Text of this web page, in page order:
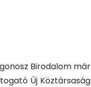
Birodalom már
Új Köztársaság